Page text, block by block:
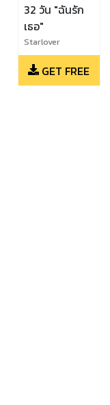
32 วัน "ฉันรัก
เธอ"
Starlover
GET FREE